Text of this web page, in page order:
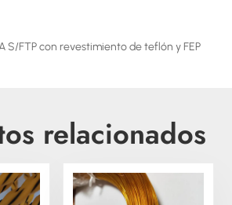
S/FTP con revestimiento de teflón y FEP
relacionados